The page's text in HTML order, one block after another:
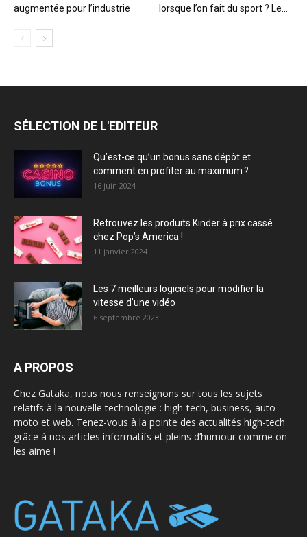
augmentée pour l’industrie
lorsque l’on fait du sport ? Le...
SÉLECTION DE L'EDITEUR
Qu’est-ce qu’un bonus sans dépôt et
comment en profiter au maximum ?
16 juin 2024
Retrouvez les produits Kinder à prix cassé
chez Pop’s America !
11 janvier 2024
Les 7 meilleurs logiciels pour modifier la
vitesse d’une vidéo
6 septembre 2023
A PROPOS
Chez Gataka, nous nous renseignons sur tous les sujets
relatifs à la nouvelle technologie : high-tech, business, auto-
moto et web. Tenez-vous à la pointe des actualités high-tech
grâce à nos articles informatifs et pleins d’humour comme on
les aime !